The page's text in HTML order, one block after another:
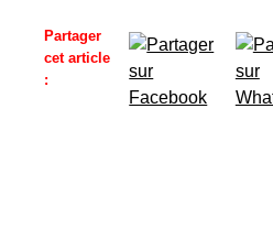
Partager
cet article
: